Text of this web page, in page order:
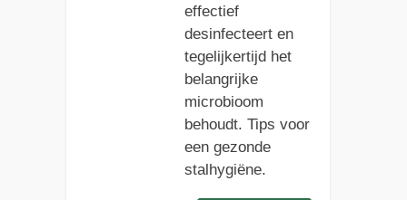
effectief
desinfecteert en
tegelijkertijd het
belangrijke
microbioom
behoudt. Tips voor
een gezonde
stalhygiëne.